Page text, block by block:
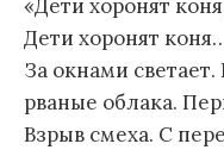
«Дети хоронят
Дети хоронят
За окнами светает.
рваные облака.
Взрыв смеха. С